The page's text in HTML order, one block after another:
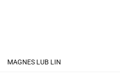
MAGNES LUB LIN